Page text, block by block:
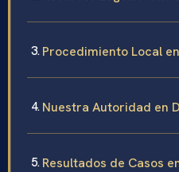
Procedimiento Local
Nuestra Autoridad en
Resultados de Casos